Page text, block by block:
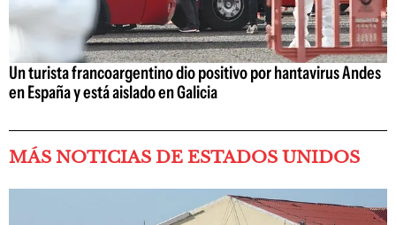
Un turista francoargentino dio positivo por hantavirus Andes
en España y está aislado en Galicia
MÁS NOTICIAS DE ESTADOS UNIDOS